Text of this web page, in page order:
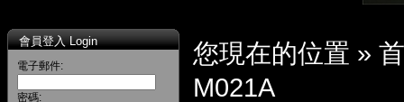
會員登入 Login
電子郵件:
密碼:
您現在的位置 »
M021A